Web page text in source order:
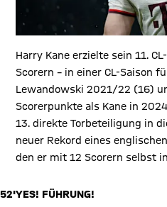
Harry Kane erzielte sein 11.
Scorern – in einer CL-Saison
Lewandowski 2021/22 (16)
Scorerpunkte als Kane in
13. direkte Torbeteiligung in
neuer Rekord eines
den er mit 12 Scorern selbst
52'YES! FÜHRUNG!